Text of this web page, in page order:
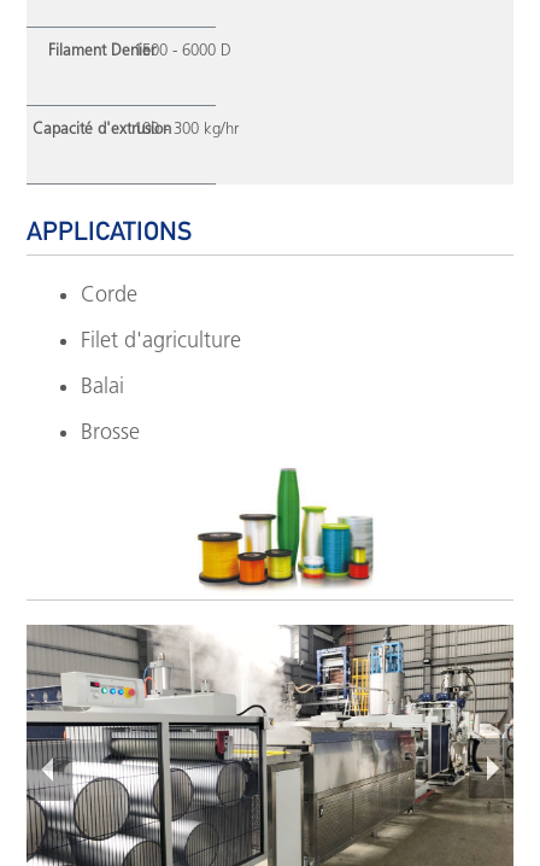
Filament Denier
Capacité d'extrusion
1500 - 6000 D
100 - 300 kg/hr
APPLICATIONS
Corde
Filet d'agriculture
Balai
Brosse